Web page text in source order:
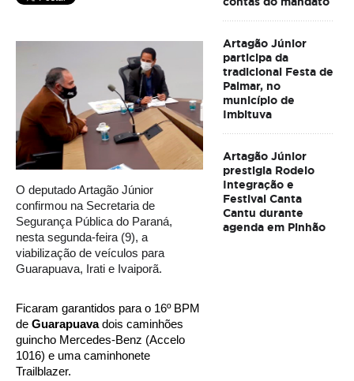
O deputado Artagão Júnior
confirmou na Secretaria de
Segurança Pública do Paraná,
nesta segunda-feira (9), a
viabilização de veículos para
Guarapuava, Irati e Ivaiporã.
Ficaram garantidos para o 16º BPM
de Guarapuava dois caminhões
guincho Mercedes-Benz (Accelo
1016) e uma caminhonete
Trailblazer.
Artagão Júnior
participa da
tradicional Festa de
Palmar, no
município de
Imbituva
Artagão Júnior
prestigia Rodeio
Integração e
Festival Canta
Cantu durante
agenda em Pinhão